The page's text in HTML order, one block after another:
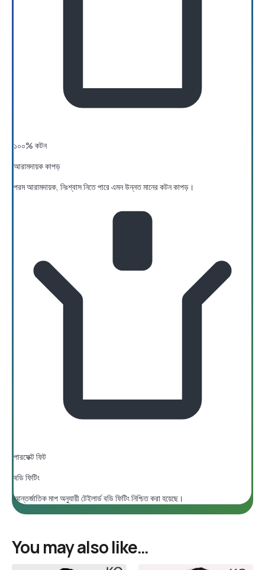
১০০% কটন
আরামদায়ক কাপড়
পরম আরামদায়ক, নিঃশ্বাস নিতে পারে এমন উন্নত মানের কটন কাপড়।
পারফেক্ট ফিট
বডি ফিটিং
আন্তর্জাতিক মাপ অনুযায়ী টেইলার্ড বডি ফিটিং নিশ্চিত করা হয়েছে।
You may also like…